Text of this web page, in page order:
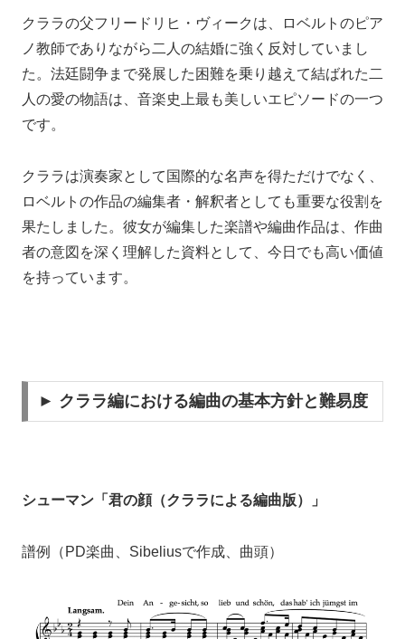
クララの父フリードリヒ・ヴィークは、ロベルトのピア
ノ教師でありながら二人の結婚に強く反対していまし
た。法廷闘争まで発展した困難を乗り越えて結ばれた二
人の愛の物語は、音楽史上最も美しいエピソードの一つ
です。
クララは演奏家として国際的な名声を得ただけでなく、
ロベルトの作品の編集者・解釈者としても重要な役割を
果たしました。彼女が編集した楽譜や編曲作品は、作曲
者の意図を深く理解した資料として、今日でも高い価値
を持っています。
► クララ編における編曲の基本方針と難易度
シューマン「君の顔（クララによる編曲版）」
譜例（PD楽曲、Sibeliusで作成、曲頭）